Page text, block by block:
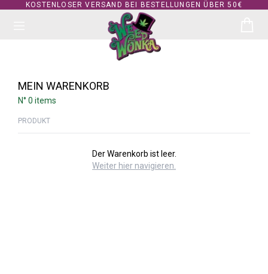
KOSTENLOSER VERSAND BEI BESTELLUNGEN ÜBER 50€
MEIN WARENKORB
N° 0 items
PRODUKT
Der Warenkorb ist leer.
Weiter hier navigieren.